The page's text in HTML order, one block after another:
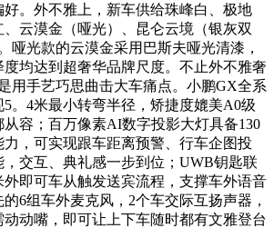
。外不雅上，新车供给珠峰白、极地
云漠金（哑光）、昆仑云境（银灰双
哑光款的云漠金采用巴斯夫哑光清漆，
均达到超奢华品牌尺度。不止外不雅奢
用手艺巧思曲击大车痛点。小鹏GX全系
。4米最小转弯半径，矫捷度媲美A0级
容；百万像素AI数字投影大灯具备130
，可实现跟车距离预警、行车企图投
交互、典礼感一步到位；UWB钥匙联
外即可车从触发送宾流程，支撑车外语音
6组车外麦克风，2个车交际互扬声器，
动嘴，即可让上下车随时都有文雅登台